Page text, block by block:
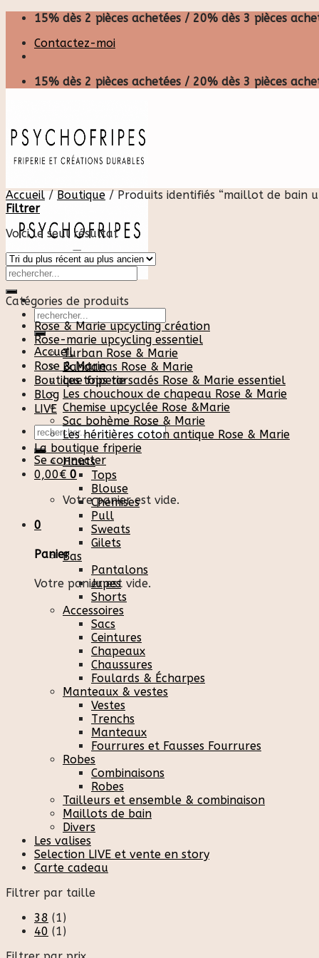
Skip
content
15% dès 2 pièces achetées / 20% dès 3 pièces
Contactez-moi
15% dès 2 pièces achetées / 20% dès 3 pièces
Recherche
pour :
Accueil
Rose & Marie
Boutique friperie
Blog
LIVE
Recherche
pour :
Se connecter
0,00€ 0
Votre panier est vide.
0
Panier
Votre panier est vide.
Accueil / Boutique /Produits identifiés “maillot de bain
Filtrer
Voici le seul résultat
Catégories de produits
Rose & Marie upcycling création
Rose-marie upcycling essentiel
Turban Rose & Marie
Bandanas Rose & Marie
Les tops torsadés Rose & Marie essentiel
Les chouchoux de chapeau Rose & Marie
Chemise upcyclée Rose &Marie
Sac bohème Rose & Marie
Les héritières coton antique Rose & Marie
La boutique friperie
Hauts
Tops
Blouse
Chemises
Pull
Sweats
Gilets
Bas
Pantalons
Jupes
Shorts
Accessoires
Sacs
Ceintures
Chapeaux
Chaussures
Foulards & Écharpes
Manteaux & vestes
Vestes
Trenchs
Manteaux
Fourrures et Fausses Fourrures
Robes
Combinaisons
Robes
Tailleurs et ensemble & combinaison
Maillots de bain
Divers
Les valises
Selection LIVE et vente en story
Carte cadeau
Filtrer par taille
38 (1)
40 (1)